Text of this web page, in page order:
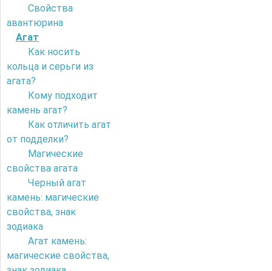
Свойства
авантюрина
Агат
Как носить
кольца и серьги из
агата?
Кому подходит
камень агат?
Как отличить агат
от подделки?
Магические
свойства агата
Черный агат
камень: магические
свойства, знак
зодиака
Агат камень:
магические свойства,